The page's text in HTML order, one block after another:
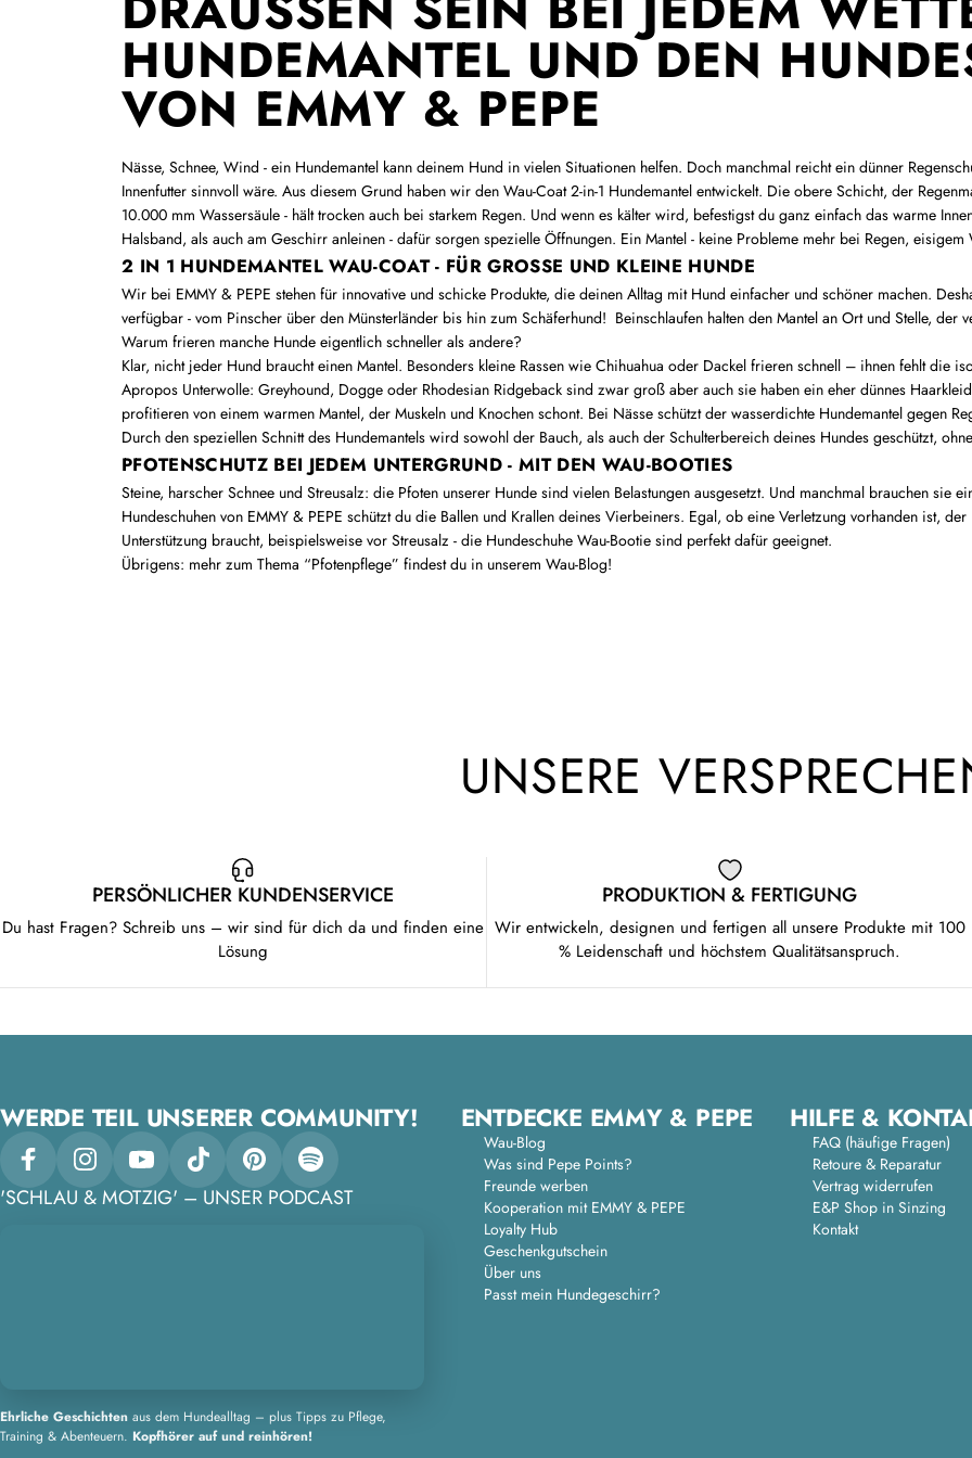
UNDEMANTEL UND DEN
ON EMMY & PEPE
Nässe, Schnee, Wind - ein Hundemantel kann deinem Hund in vielen Situationen helfen. Doch manchmal reicht ein dünner
Innenfutter sinnvoll wäre. Aus diesem Grund haben wir den Wau-Coat 2-in-1 Hundemantel entwickelt. Die obere Schicht, der
10.000 mm Wassersäule - hält trocken auch bei starkem Regen. Und wenn es kälter wird, befestigst du ganz einfach das warme
Halsband, als auch am Geschirr anleinen - dafür sorgen spezielle Öffnungen. Ein Mantel - keine Probleme mehr bei Regen,
2 IN 1 HUNDEMANTEL WAU-COAT - FÜR GROSSE UND KLEINE HUNDE
Wir bei EMMY & PEPE stehen für innovative und schicke Produkte, die deinen Alltag mit Hund einfacher und schöner machen.
verfügbar - vom Pinscher über den Münsterländer bis hin zum Schäferhund! Beinschlaufen halten den Mantel an Ort und Stelle, der
Warum frieren manche Hunde eigentlich schneller als andere?
Klar, nicht jeder Hund braucht einen Mantel. Besonders kleine Rassen wie Chihuahua oder Dackel frieren schnell – ihnen fehlt die
Apropos Unterwolle: Greyhound, Dogge oder Rhodesian Ridgeback sind zwar groß aber auch sie haben ein eher dünnes
profitieren von einem warmen Mantel, der Muskeln und Knochen schont. Bei Nässe schützt der wasserdichte Hundemantel gegen
Durch den speziellen Schnitt des Hundemantels wird sowohl der Bauch, als auch der Schulterbereich deines Hundes geschützt,
PFOTENSCHUTZ BEI JEDEM UNTERGRUND - MIT DEN WAU-BOOTIES
Steine, harscher Schnee und Streusalz: die Pfoten unserer Hunde sind vielen Belastungen ausgesetzt. Und manchmal brauchen sie
Hundeschuhen von EMMY & PEPE schützt du die Ballen und Krallen deines Vierbeiners. Egal, ob eine Verletzung vorhanden ist,
Unterstützung braucht, beispielsweise vor Streusalz - die Hundeschuhe Wau-Bootie sind perfekt dafür geeignet.
Übrigens: mehr zum Thema “Pfotenpflege” findest du in unserem Wau-Blog!
UNSERE
PERSÖNLICHER KUNDENSERVICE
Du hast Fragen? Schreib uns – wir sind für dich da und finden eine
Lösung
PRODUKTION & FERTIGUNG
Wir entwickeln, designen und fertigen all unsere Produkte mit 100
% Leidenschaft und höchstem Qualitätsanspruch.
WERDE TEIL UNSERER COMMUNITY!
FacebookInstagramYouTubeTikTok PinterestSpotify
'SCHLAU & MOTZIG' – UNSER PODCAST
Ehrliche Geschichten aus dem Hundealltag – plus Tipps zu Pflege,
Training & Abenteuern. Kopfhörer auf und reinhören!
ENTDECKE EMMY & PEPE
Wau-Blog
Was sind Pepe Points?
Freunde werben
Kooperation mit EMMY & PEPE
Loyalty Hub
Geschenkgutschein
Über uns
Passt mein Hundegeschirr?
HILFE &
FAQ (häufige Fragen)
Retoure & Reparatur
Vertrag widerrufen
E&P Shop in Sinzing
Kontakt